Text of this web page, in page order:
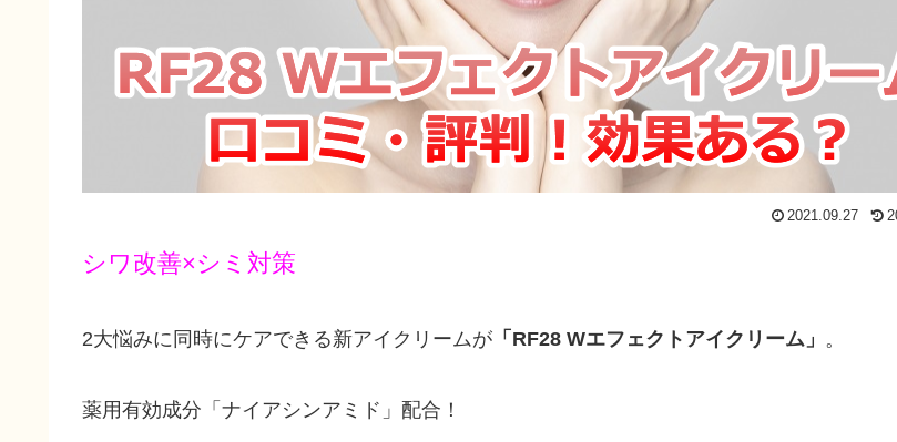
2021.09.27
シワ改善×シミ対策
2大悩みに同時にケアできる新アイクリームが 「RF28 Wエフェクトアイクリーム」 。
薬用有効成分「ナイアシンアミド」配合！